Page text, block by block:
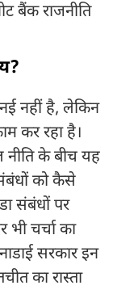
बैंक राजनीति
नहीं है, लेकिन
कर रहा है।
के बीच यह
को कैसे
संबंधों पर
भी चर्चा का
सरकार इन
का रास्ता